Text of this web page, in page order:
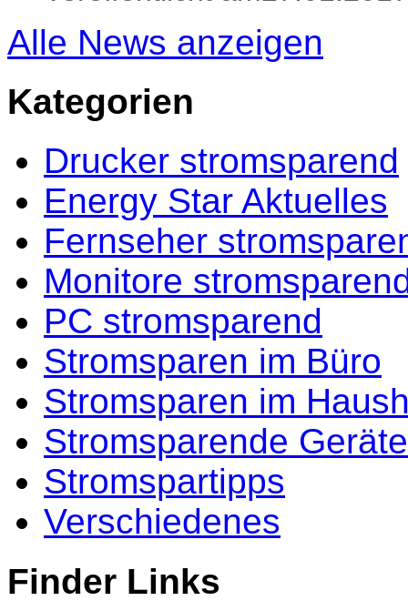
Alle News anzeigen
Kategorien
Drucker stromsparend
Energy Star Aktuelles
Fernseher
Monitore
PC stromsparend
Stromsparen im Büro
Stromsparen im
Stromsparende Geräte
Stromspartipps
Verschiedenes
Finder Links